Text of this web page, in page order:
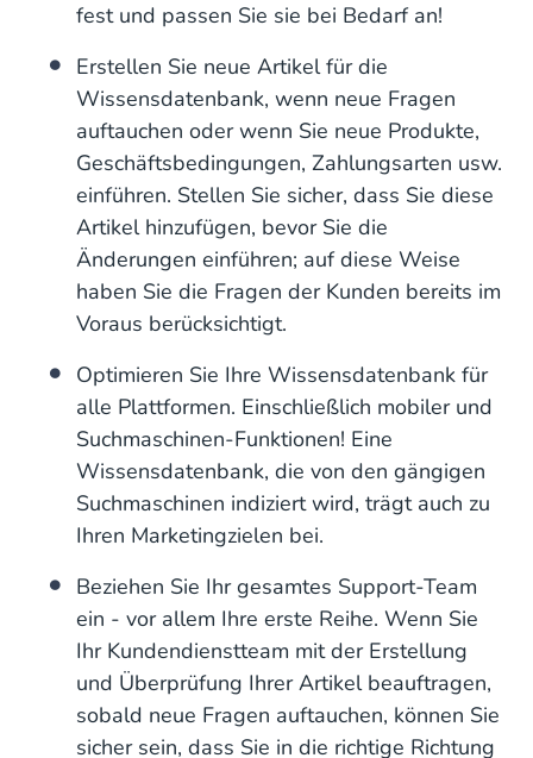
fest und passen Sie sie bei Bedarf an!
Erstellen Sie neue Artikel für die
Wissensdatenbank, wenn neue Fragen
auftauchen oder wenn Sie neue Produkte,
Geschäftsbedingungen, Zahlungsarten usw.
einführen. Stellen Sie sicher, dass Sie diese
Artikel hinzufügen, bevor Sie die
Änderungen einführen; auf diese Weise
haben Sie die Fragen der Kunden bereits im
Voraus berücksichtigt.
Optimieren Sie Ihre Wissensdatenbank für
alle Plattformen. Einschließlich mobiler und
Suchmaschinen-Funktionen! Eine
Wissensdatenbank, die von den gängigen
Suchmaschinen indiziert wird, trägt auch zu
Ihren Marketingzielen bei.
Beziehen Sie Ihr gesamtes Support-Team
ein - vor allem Ihre erste Reihe. Wenn Sie
Ihr Kundendienstteam mit der Erstellung
und Überprüfung Ihrer Artikel beauftragen,
sobald neue Fragen auftauchen, können Sie
sicher sein, dass Sie in die richtige Richtung